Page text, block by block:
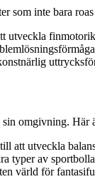
som inte bara
utveckla
omgivning.
att utveckla
typer av
värld för